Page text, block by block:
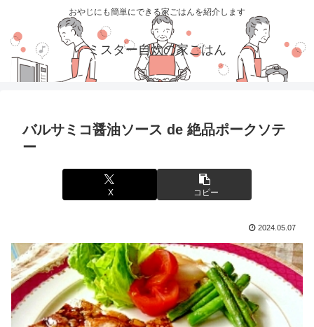
おやじにも簡単にできる家ごはんを紹介します
ミスター自炊の家ごはん
バルサミコ醤油ソース de 絶品ポークソテ
ー
X コピー
2024.05.07